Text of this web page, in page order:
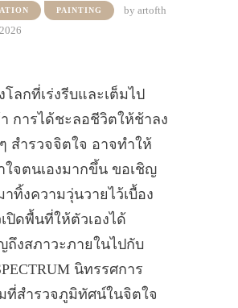
PAINTING byartofth
ลกที่เร่งรีบและเต็มไป
า การได้ชะลอชีวิตให้ช้าลง
สำรวจจิตใจ อาจทำให้
าใจตนเองมากขึ้น ขอเชิญ
ทิ้งความวุ่นวายไว้เบื้อง
ปิดพื้นที่ให้ตัวเองได้
ถึงสภาวะภายในไปกับ
นิทรรศการ
ที่สำรวจภูมิทัศน์ในจิตใจ